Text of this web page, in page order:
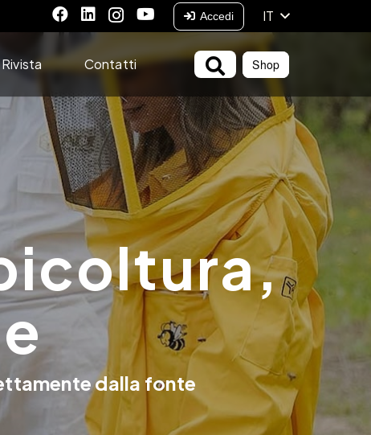
Accedi IT
Rivista Contatti Shop
dalla fonte